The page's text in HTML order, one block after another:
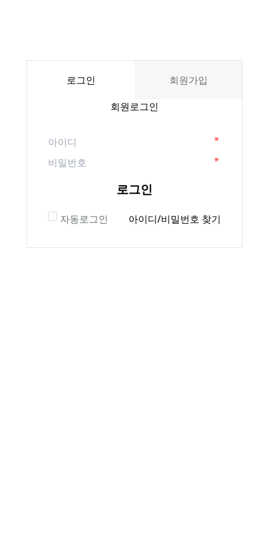
로그인
회원가입
회원로그인
로그인
자동로그인 아이디/비밀번호 찾기